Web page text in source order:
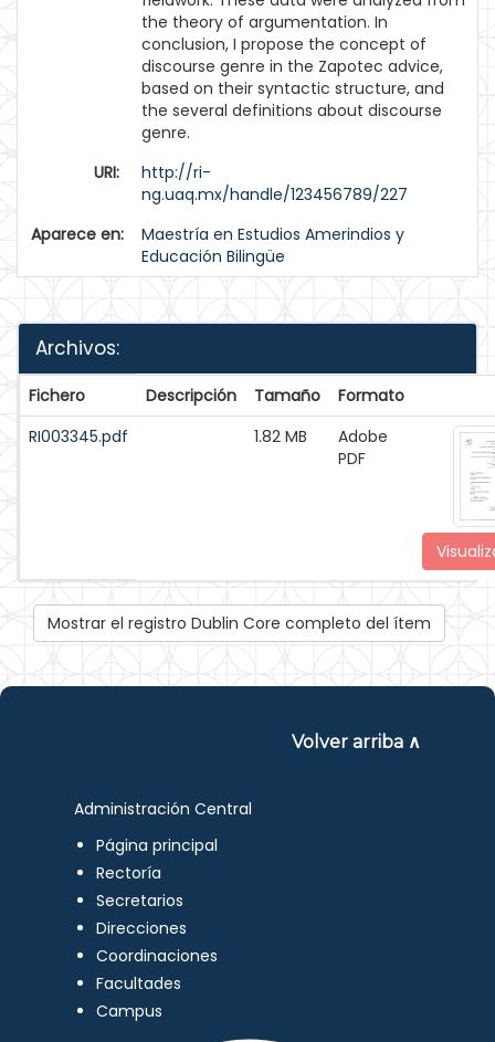
the theory of argumentation. In
conclusion, I propose the concept of
discourse genre in the Zapotec advice,
based on their syntactic structure, and
the several definitions about discourse
genre.
URI:
http://ri-
ng.uaq.mx/handle/123456789/227
Aparece en:
Maestría en Estudios Amerindios y
Educación Bilingüe
Archivos:
Fichero Descripción Tamaño
Formato
RI003345.pdf
1.82 MB
Adobe
PDF
Mostrar el registro Dublin Core completo del ítem
Volver arriba ∧
Administración Central
Página principal
Rectoría
Secretarios
Direcciones
Coordinaciones
Facultades
Campus